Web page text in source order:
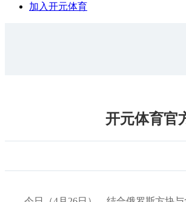
加入开元体育
开元体育官